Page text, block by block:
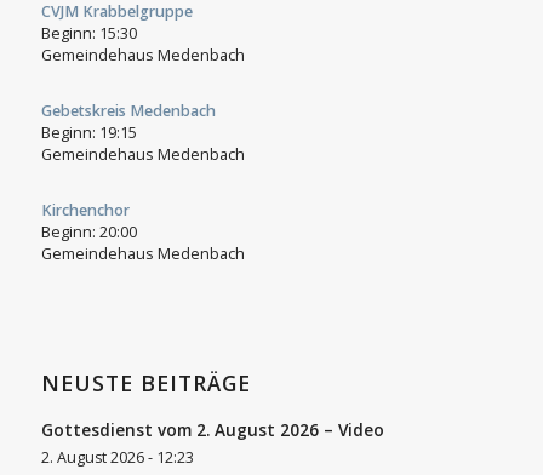
CVJM Krabbelgruppe
Beginn: 15:30
Gemeindehaus Medenbach
Gebetskreis Medenbach
Beginn: 19:15
Gemeindehaus Medenbach
Kirchenchor
Beginn: 20:00
Gemeindehaus Medenbach
NEUSTE BEITRÄGE
Gottesdienst vom 2. August 2026 – Video
2. August 2026 - 12:23